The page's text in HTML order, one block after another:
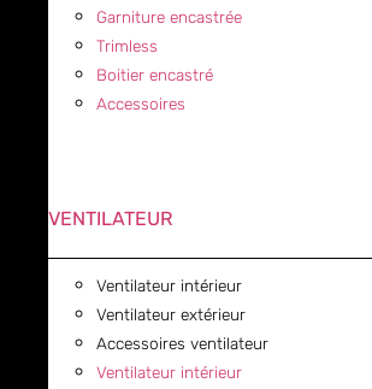
Garniture encastrée
Trimless
Boitier encastré
Accessoires
VENTILATEUR
Ventilateur intérieur
Ventilateur extérieur
Accessoires ventilateur
Ventilateur intérieur